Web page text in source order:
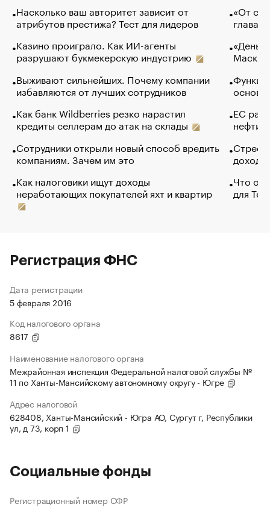
Насколько ваш авторитет зависит от
атрибутов престижа? Тест для лидеров
Казино проиграло. Как ИИ-агенты
разрушают букмекерскую индустрию
Выживают сильнейших. Почему компании
избавляются от лучших сотрудников
Как банк Wildberries резко нарастил
кредиты селлерам до атак на склады
Сотрудники открыли новый способ вредить
компаниям. Зачем им это
Как налоговики ищут доходы
неработающих покупателей яхт и квартир
«От
глава
Маск в
основ
ЕС
нефти
Что
для
Регистрация ФНС
Дата регистрации
5 февраля 2016
Код налогового органа
8617
Наименование налогового органа
Межрайонная инспекция Федеральной налоговой службы №
11 по Ханты-Мансийскому автономному округу - Югре
Адрес налоговой
628408, Ханты-Мансийский - Югра АО, Сургут г, Республики
ул, д 73, корп 1
Социальные фонды
Регистрационный номер СФР